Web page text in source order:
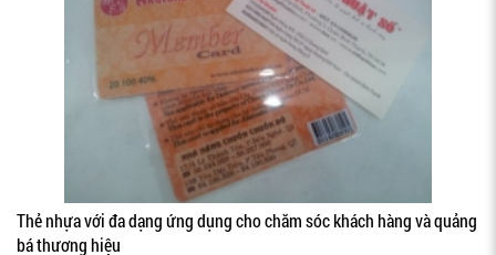
Thẻ nhựa với đa dạng ứng dụng cho chăm sóc khách hàng và quảng
bá thương hiệu